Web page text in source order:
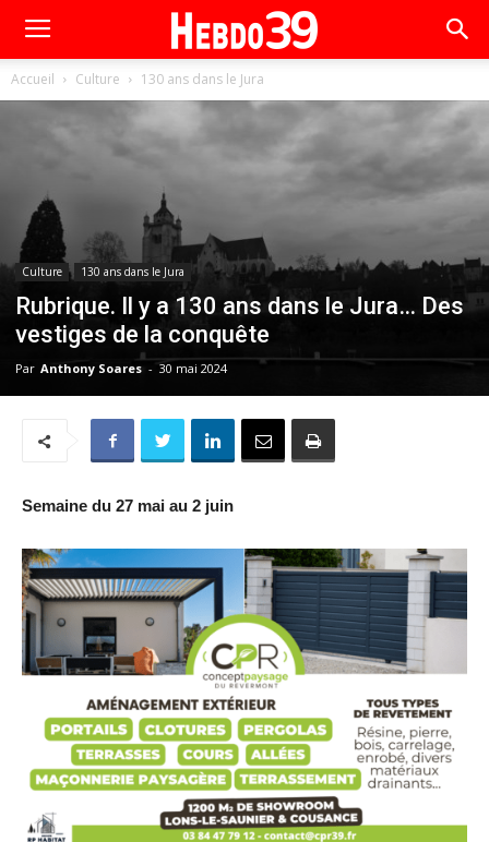
Accueil Culture 130 ans dans le Jura
Culture 130 ans dans le Jura
Rubrique. Il y a 130 ans dans le Jura… Des
vestiges de la conquête
Par Anthony Soares - 30 mai 2024
Semaine du 27 mai au 2 juin